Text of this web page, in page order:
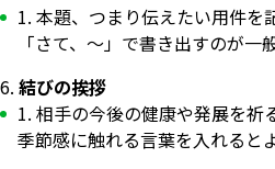
本題、つまり伝えたい用件を
「さて、～」で書き出すのが一
結びの挨拶
相手の今後の健康や発展を祈
季節感に触れる言葉を入れると